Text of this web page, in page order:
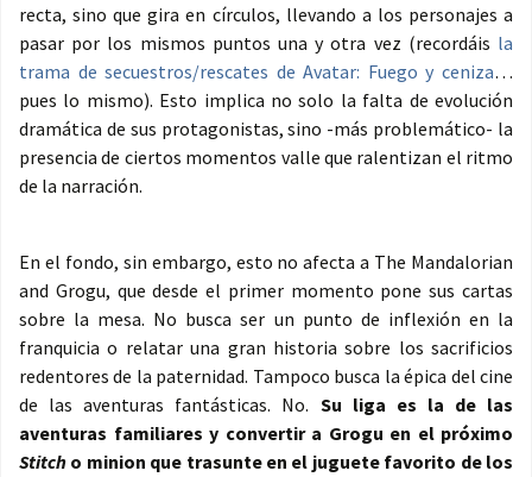
recta, sino que gira en círculos, llevando a los personajes a
pasar por los mismos puntos una y otra vez (recordáis la
trama de secuestros/rescates de Avatar: Fuego y ceniza…
pues lo mismo). Esto implica no solo la falta de evolución
dramática de sus protagonistas, sino -más problemático- la
presencia de ciertos momentos valle que ralentizan el ritmo
de la narración.
En el fondo, sin embargo, esto no afecta a The Mandalorian
and Grogu, que desde el primer momento pone sus cartas
sobre la mesa. No busca ser un punto de inflexión en la
franquicia o relatar una gran historia sobre los sacrificios
redentores de la paternidad. Tampoco busca la épica del cine
de las aventuras fantásticas. No. Su liga es la de las
aventuras familiares y convertir a Grogu en el próximo
Stitch o minion que trasunte en el juguete favorito de los